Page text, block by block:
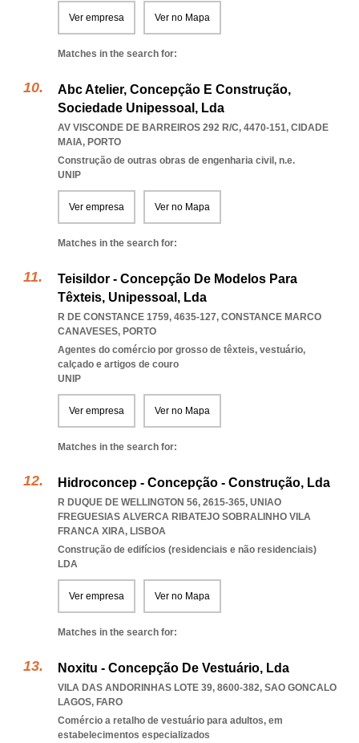
Ver empresa Ver no Mapa
Matches in the search for:
Abc Atelier, Concepção E Construção,
Sociedade Unipessoal, Lda
AV VISCONDE DE BARREIROS 292 R/C, 4470-151, CIDADE
MAIA, PORTO
Construção de outras obras de engenharia civil, n.e.
UNIP
Ver empresa Ver no Mapa
Matches in the search for:
Teisildor - Concepção De Modelos Para
Têxteis, Unipessoal, Lda
R DE CONSTANCE 1759, 4635-127, CONSTANCE MARCO
CANAVESES, PORTO
Agentes do comércio por grosso de têxteis, vestuário,
calçado e artigos de couro
UNIP
Ver empresa Ver no Mapa
Matches in the search for:
Hidroconcep - Concepção - Construção, Lda
R DUQUE DE WELLINGTON 56, 2615-365, UNIAO
FREGUESIAS ALVERCA RIBATEJO SOBRALINHO VILA
FRANCA XIRA, LISBOA
Construção de edifícios (residenciais e não residenciais)
LDA
Ver empresa Ver no Mapa
Matches in the search for:
Noxitu - Concepção De Vestuário, Lda
VILA DAS ANDORINHAS LOTE 39, 8600-382, SAO GONCALO
LAGOS, FARO
Comércio a retalho de vestuário para adultos, em
estabelecimentos especializados